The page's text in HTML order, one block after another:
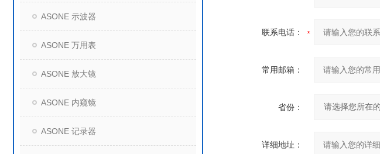
ASONE 示波器
ASONE 万用表
ASONE 放大镜
ASONE 内窥镜
ASONE 记录器
联系电话：
常用邮箱：
省份：
详细地址：